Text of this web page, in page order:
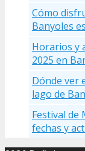
Cómo
Banyoles
Horarios y
2025 en
Dónde ver
lago de
Festival de
fechas y